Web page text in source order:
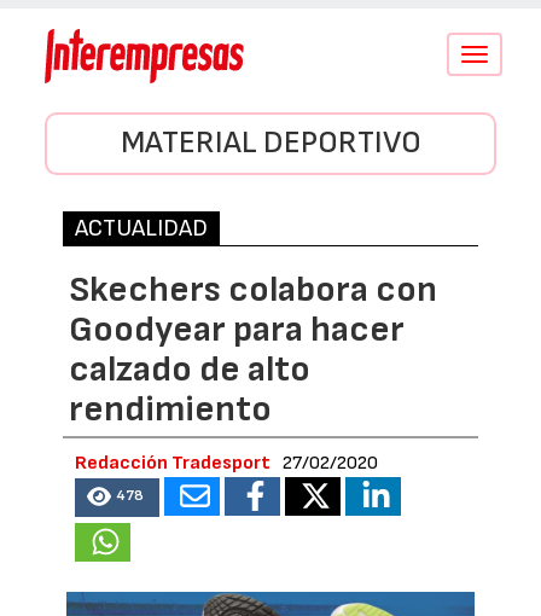
Conmutar
MATERIAL DEPORTIVO
ACTUALIDAD
Skechers colabora con
Goodyear para hacer
calzado de alto
rendimiento
Redacción Tradesport 27/02/2020
478